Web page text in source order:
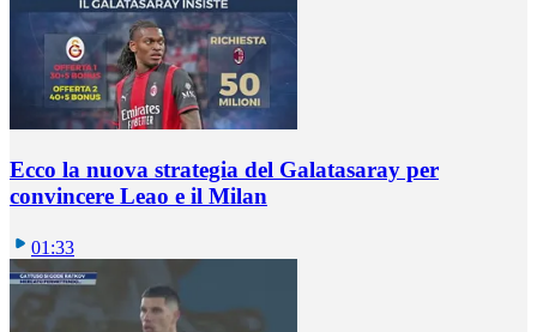
Ecco la nuova strategia del Galatasaray per
convincere Leao e il Milan
01:33